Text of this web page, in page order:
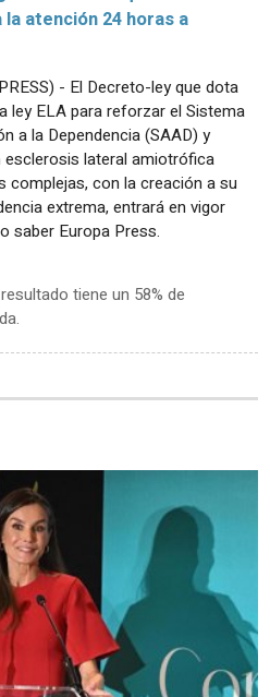
atención 24 horas a
- El Decreto-ley que dota
ley ELA para reforzar el Sistema
a la Dependencia (SAAD) y
lateral amiotrófica
complejas, con la creación a su
extrema, entrará en vigor
saber Europa Press.
tiene un 58% de